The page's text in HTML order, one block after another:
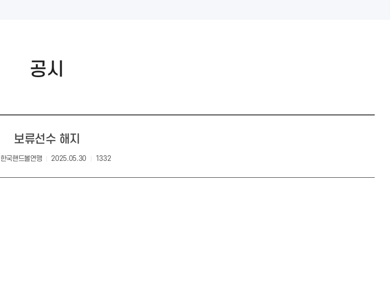
공시
보류선수 해지
한국핸드볼연맹 2025.05.30 1332